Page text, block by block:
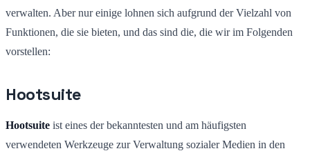
verwalten. Aber nur einige lohnen sich aufgrund der Vielzahl von
Funktionen, die sie bieten, und das sind die, die wir im Folgenden
vorstellen:
Hootsuite
Hootsuite ist eines der bekanntesten und am häufigsten
verwendeten Werkzeuge zur Verwaltung sozialer Medien in den